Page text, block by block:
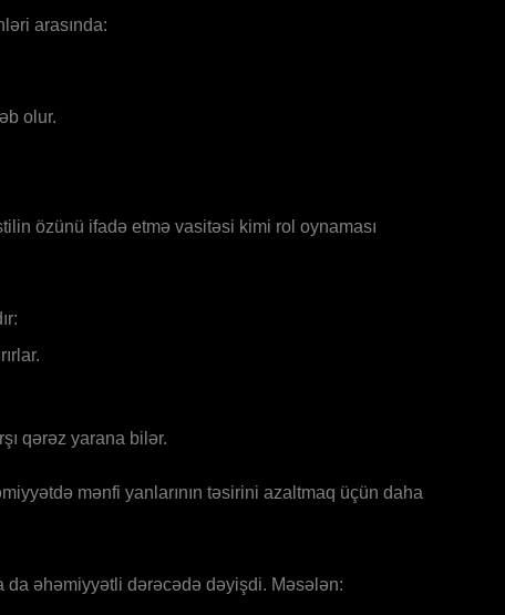
arasında:
olur.
özünü ifadə etmə vasitəsi kimi rol oynaması
qərəz yarana bilər.
mənfi yanlarının təsirini azaltmaq üçün daha
da əhəmiyyətli dərəcədə dəyişdi. Məsələn: